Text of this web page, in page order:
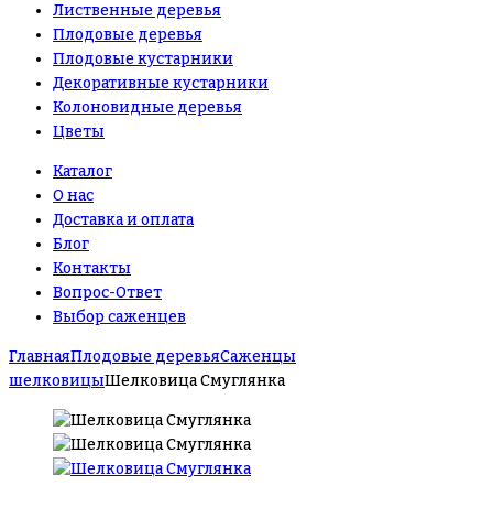
Лиственные деревья
Плодовые деревья
Плодовые кустарники
Декоративные кустарники
Колоновидные деревья
Цветы
Каталог
О нас
Доставка и оплата
Блог
Контакты
Вопрос-Ответ
Выбор саженцев
ГлавнаяПлодовые деревьяСаженцы
шелковицыШелковица Смуглянка